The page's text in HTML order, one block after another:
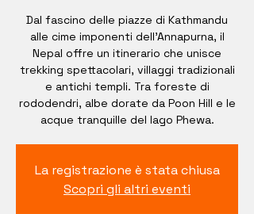
Dal fascino delle piazze di Kathmandu
alle cime imponenti dell’Annapurna, il
Nepal offre un itinerario che unisce
trekking spettacolari, villaggi tradizionali
e antichi templi. Tra foreste di
rododendri, albe dorate da Poon Hill e le
acque tranquille del lago Phewa.
La registrazione è stata chiusa
Scopri gli altri eventi